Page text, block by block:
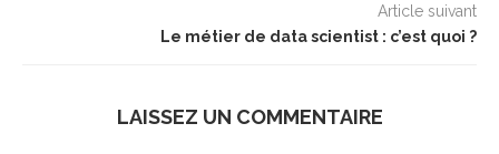
Article suivant
Le métier de data scientist : c’est quoi ?
LAISSEZ UN COMMENTAIRE